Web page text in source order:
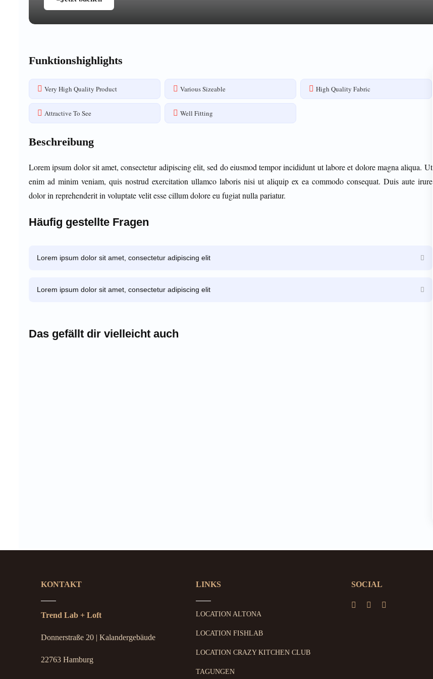
Funktionshighlights
Very High Quality Product Various Sizeable High Quality Fabric
Attractive To See Well Fitting
Beschreibung
Lorem ipsum dolor sit amet, consectetur adipiscing elit, sed do eiusmod tempor incididunt ut labore et dolore magna aliqua. Ut
enim ad minim veniam, quis nostrud exercitation ullamco laboris nisi ut aliquip ex ea commodo consequat. Duis aute irure
dolor in reprehenderit in voluptate velit esse cillum dolore eu fugiat nulla pariatur.
Häufig gestellte Fragen
Lorem ipsum dolor sit amet, consectetur adipiscing elit
Lorem ipsum dolor sit amet, consectetur adipiscing elit
Das gefällt dir vielleicht auch
KONTAKT
Trend Lab + Loft
Donnerstraße 20 | Kalandergebäude
22763 Hamburg
LINKS
LOCATION ALTONA
LOCATION FISHLAB
LOCATION CRAZY KITCHEN CLUB
TAGUNGEN
SOCIAL